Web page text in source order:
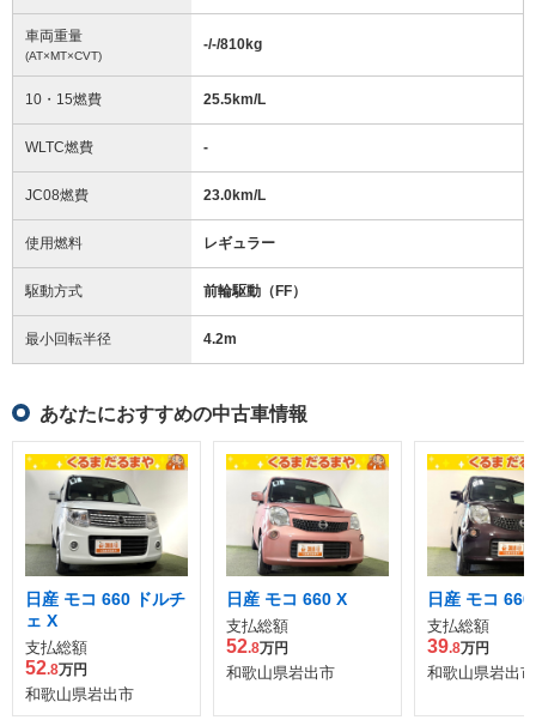
車両重量
(AT×MT×CVT)
-/-/810kg
10・15燃費 25.5km/L
WLTC燃費 -
JC08燃費 23.0km/L
使用燃料 レギュラー
駆動方式 前輪駆動（FF）
最小回転半径 4.2m
あなたにおすすめの中古車情報
日産 モコ 660 ドルチ
ェ X
支払総額
52.8万円
和歌山県岩出市
日産 モコ 660 X
支払総額
52.8万円
和歌山県岩出市
日産 モコ 660
支払総額
39.8万円
和歌山県岩出市